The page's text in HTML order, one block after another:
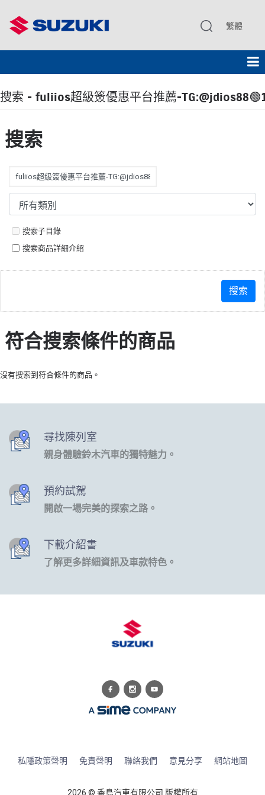
繁體
搜索 - fuliios超級簽優惠平台推薦-
搜索
搜索子目錄
搜索商品詳細介紹
符合搜索條件的商品
沒有搜索到符合條件的商品。
尋找陳列室
親身體驗鈴木汽車的獨特魅力。
預約試駕
開啟一場完美的探索之路。
下載介紹書
了解更多詳細資訊及車款特色。
私隱政策聲明 免責聲明 聯絡我們 意見分享 網站地圖
2026 © 香島汽車有限公司 版權所有